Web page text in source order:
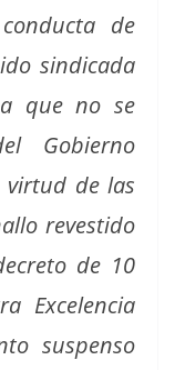
de
sindi­ca­da
que no se
Gob­ier­no
vir­tud de las
revesti­do
de 10
Exce­len­cia
sus­pen­so